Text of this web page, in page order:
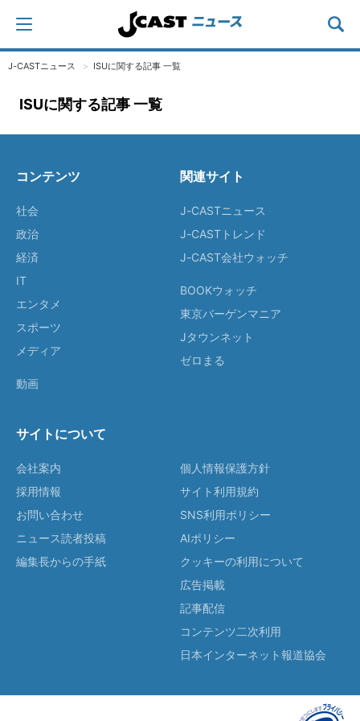
J-CASTニュース ISUに関する記事 一覧
ISUに関する記事 一覧
コンテンツ
社会
政治
経済
IT
エンタメ
スポーツ
メディア
動画
関連サイト
J-CASTニュース
J-CASTトレンド
J-CAST会社ウォッチ
BOOKウォッチ
東京バーゲンマニア
Jタウンネット
ゼロまる
サイトについて
会社案内
採用情報
お問い合わせ
ニュース読者投稿
編集長からの手紙
個人情報保護方針
サイト利用規約
SNS利用ポリシー
AIポリシー
クッキーの利用について
広告掲載
記事配信
コンテンツ二次利用
日本インターネット報道協会